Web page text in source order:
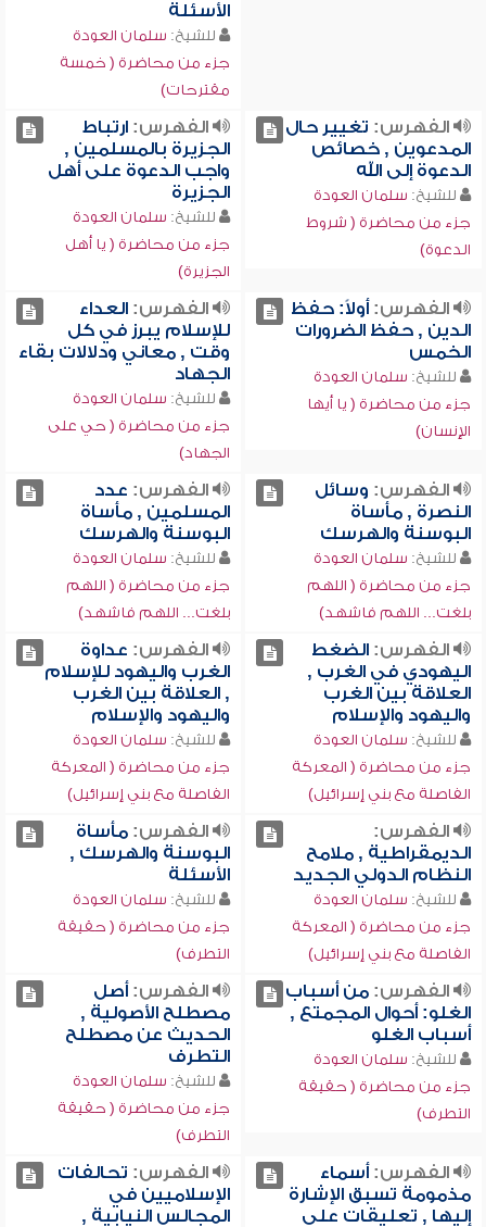
الأسئلة
للشيخ: سلمان العودة
جزء من محاضرة ( خمسة
مقترحات)
الفهرس: تغيير حال
المدعوين , خصائص
الدعوة إلى الله
للشيخ: سلمان العودة
جزء من محاضرة ( شروط
الدعوة)
الفهرس:ارتباط
الجزيرة بالمسلمين ,
واجب الدعوة على أهل
الجزيرة
للشيخ: سلمان العودة
جزء من محاضرة ( يا أهل
الجزيرة)
الفهرس:أولاً: حفظ
الدين , حفظ الضرورات
الخمس
للشيخ: سلمان العودة
جزء من محاضرة ( يا أيها
الإنسان)
الفهرس:العداء
للإسلام يبرز في كل
وقت , معاني ودلالات بقاء
الجهاد
للشيخ: سلمان العودة
جزء من محاضرة ( حي على
الجهاد)
الفهرس: وسائل
النصرة , مأساة
البوسنة والهرسك
للشيخ: سلمان العودة
جزء من محاضرة ( اللهم
بلغت... اللهم فاشهد)
الفهرس: عدد
المسلمين , مأساة
البوسنة والهرسك
للشيخ: سلمان العودة
جزء من محاضرة ( اللهم
بلغت... اللهم فاشهد)
الفهرس:الضغط
اليهودي في الغرب ,
العلاقة بين الغرب
واليهود والإسلام
للشيخ: سلمان العودة
جزء من محاضرة ( المعركة
الفاصلة مع بني إسرائيل)
الفهرس: عداوة
الغرب واليهود للإسلام
, العلاقة بين الغرب
واليهود والإسلام
للشيخ: سلمان العودة
جزء من محاضرة ( المعركة
الفاصلة مع بني إسرائيل)
الفهرس:
الديمقراطية , ملامح
النظام الدولي الجديد
للشيخ: سلمان العودة
جزء من محاضرة ( المعركة
الفاصلة مع بني إسرائيل)
الفهرس:مأساة
البوسنة والهرسك ,
الأسئلة
للشيخ: سلمان العودة
جزء من محاضرة ( حقيقة
التطرف)
الفهرس:من أسباب
الغلو: أحوال المجمتع ,
أسباب الغلو
للشيخ: سلمان العودة
جزء من محاضرة ( حقيقة
التطرف)
الفهرس:أصل
مصطلح الأصولية ,
الحديث عن مصطلح
التطرف
للشيخ: سلمان العودة
جزء من محاضرة ( حقيقة
التطرف)
الفهرس:أسماء
مذمومة تسبق الإشارة
إليها , تعليقات على
الفهرس: تحالفات
الإسلاميين في
المجالس النيابية ,